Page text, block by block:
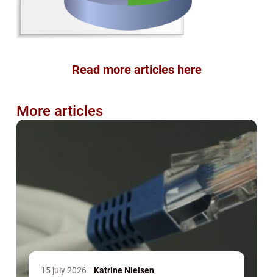
Read more articles here
More articles
15 july 2026 Katrine Nielsen